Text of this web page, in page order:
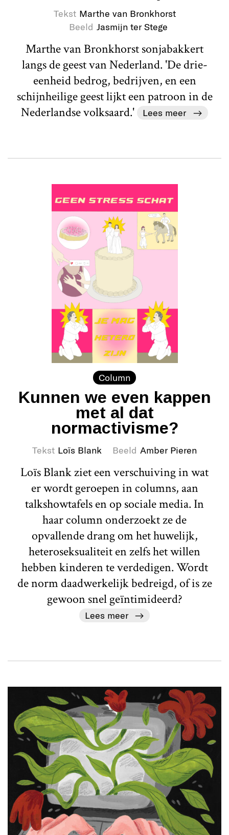
Tekst Marthe van Bronkhorst
Beeld Jasmijn ter Stege
Marthe van Bronkhorst sonjabakkert
langs de geest van Nederland. 'De drie-
eenheid bedrog, bedrijven, en een
schijnheilige geest lijkt een patroon in de
Nederlandse volksaard.'
Lees meer
Column
Kunnen we even kappen
met al dat
normactivisme?
Tekst Loïs Blank Beeld Amber Pieren
Loïs Blank ziet een verschuiving in wat
er wordt geroepen in columns, aan
talkshowtafels en op sociale media. In
haar column onderzoekt ze de
opvallende drang om het huwelijk,
heteroseksualiteit en zelfs het willen
hebben kinderen te verdedigen. Wordt
de norm daadwerkelijk bedreigd, of is ze
gewoon snel geïntimideerd?
Lees meer